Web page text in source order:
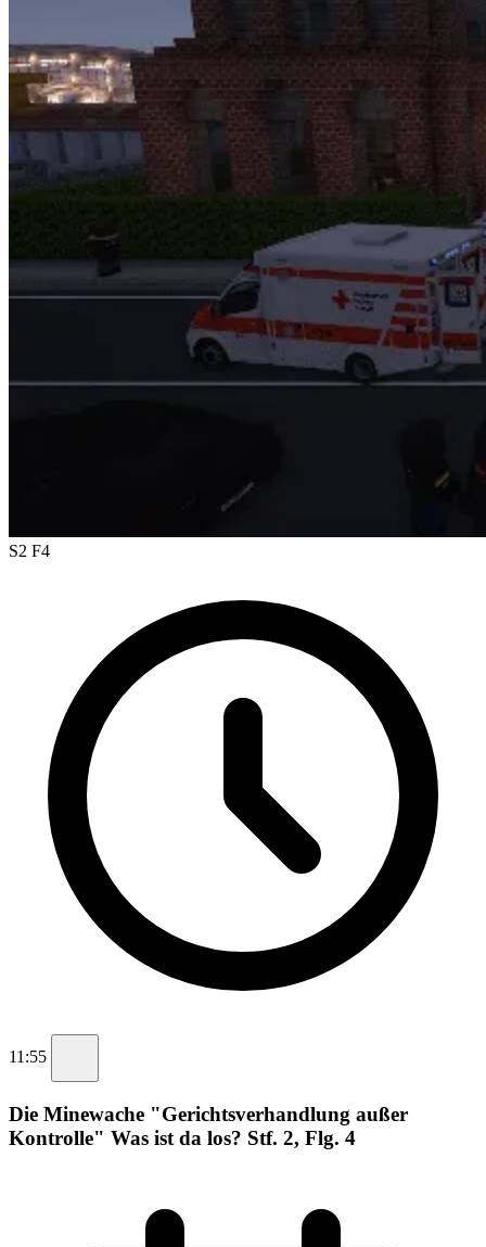
S2 F4
11:55
Die Minewache "Gerichtsverhandlung außer
Kontrolle" Was ist da los? Stf. 2, Flg. 4